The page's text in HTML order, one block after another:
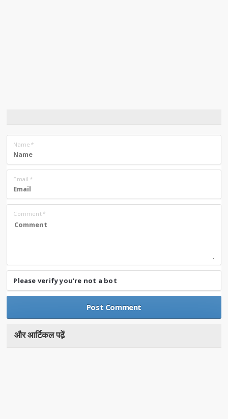
Name *
Email *
Comment*
Please verify you're not a bot
और आर्टिकल पढे़ं